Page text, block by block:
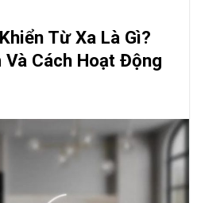
Từ Xa Là Gì?
Cách Hoạt Động